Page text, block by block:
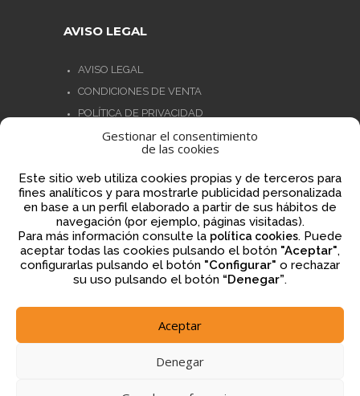
Gestionar el consentimiento
de las cookies
Este sitio web utiliza cookies propias y de terceros para
fines analíticos y para mostrarle publicidad personalizada
en base a un perfil elaborado a partir de sus hábitos de
navegación (por ejemplo, páginas visitadas).
Para más información consulte la política cookies. Puede
aceptar todas las cookies pulsando el botón "Aceptar",
configurarlas pulsando el botón "Configurar" o rechazar
su uso pulsando el botón “Denegar”.
Aceptar
Denegar
AVISO LEGAL
AVISO LEGAL
CONDICIONES DE VENTA
POLÍTICA DE PRIVACIDAD
POLÍTICA DE COOKIES
NORMATIVA AJEDREZ CON CABEZA
Financiado por la Unión Europea – NextGenerationEU
2026 © ajedrezconcabeza.com